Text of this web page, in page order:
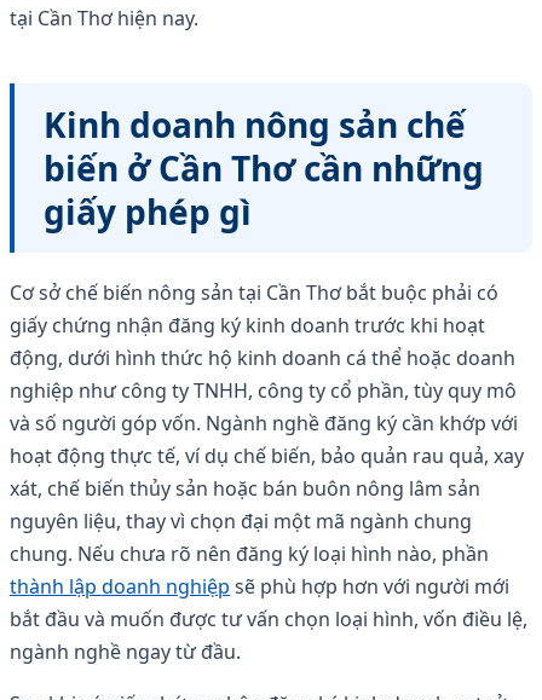
tại Cần Thơ hiện nay.
Kinh doanh nông sản chế
biến ở Cần Thơ cần những
giấy phép gì
Cơ sở chế biến nông sản tại Cần Thơ bắt buộc phải có
giấy chứng nhận đăng ký kinh doanh trước khi hoạt
động, dưới hình thức hộ kinh doanh cá thể hoặc doanh
nghiệp như công ty TNHH, công ty cổ phần, tùy quy mô
và số người góp vốn. Ngành nghề đăng ký cần khớp với
hoạt động thực tế, ví dụ chế biến, bảo quản rau quả, xay
xát, chế biến thủy sản hoặc bán buôn nông lâm sản
nguyên liệu, thay vì chọn đại một mã ngành chung
chung. Nếu chưa rõ nên đăng ký loại hình nào, phần
thành lập doanh nghiệp sẽ phù hợp hơn với người mới
bắt đầu và muốn được tư vấn chọn loại hình, vốn điều lệ,
ngành nghề ngay từ đầu.